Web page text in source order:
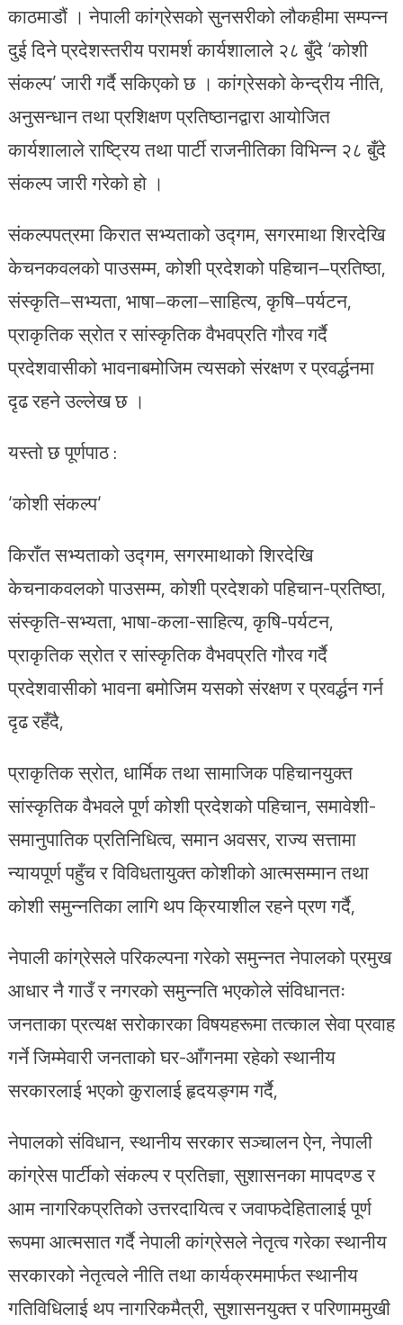
काठमाडौं । नेपाली कांग्रेसको सुनसरीको लौकहीमा सम्पन्न
दुई दिने प्रदेशस्तरीय परामर्श कार्यशालाले २८ बुँदे ‘कोशी
संकल्प’ जारी गर्दै सकिएको छ । कांग्रेसको केन्द्रीय नीति,
अनुसन्धान तथा प्रशिक्षण प्रतिष्ठानद्वारा आयोजित
कार्यशालाले राष्ट्रिय तथा पार्टी राजनीतिका विभिन्न २८ बुँदे
संकल्प जारी गरेको हो ।
संकल्पपत्रमा किरात सभ्यताको उद्गम, सगरमाथा शिरदेखि
केचनकवलको पाउसम्म, कोशी प्रदेशको पहिचान–प्रतिष्ठा,
संस्कृति–सभ्यता, भाषा–कला–साहित्य, कृषि–पर्यटन,
प्राकृतिक स्रोत र सांस्कृतिक वैभवप्रति गौरव गर्दै
प्रदेशवासीको भावनाबमोजिम त्यसको संरक्षण र प्रवर्द्धनमा
दृढ रहने उल्लेख छ ।
यस्तो छ पूर्णपाठ :
‘कोशी संकल्प‘
किराँत सभ्यताको उद्गम, सगरमाथाको शिरदेखि
केचनाकवलको पाउसम्म, कोशी प्रदेशको पहिचान-प्रतिष्ठा,
संस्कृति-सभ्यता, भाषा-कला-साहित्य, कृषि-पर्यटन,
प्राकृतिक स्रोत र सांस्कृतिक वैभवप्रति गौरव गर्दै
प्रदेशवासीको भावना बमोजिम यसको संरक्षण र प्रवर्द्धन गर्न
दृढ रहँदै,
प्राकृतिक स्रोत, धार्मिक तथा सामाजिक पहिचानयुक्त
सांस्कृतिक वैभवले पूर्ण कोशी प्रदेशको पहिचान, समावेशी-
समानुपातिक प्रतिनिधित्व, समान अवसर, राज्य सत्तामा
न्यायपूर्ण पहुँच र विविधतायुक्त कोशीको आत्मसम्मान तथा
कोशी समुन्नतिका लागि थप क्रियाशील रहने प्रण गर्दै,
नेपाली कांग्रेसले परिकल्पना गरेको समुन्नत नेपालको प्रमुख
आधार नै गाउँ र नगरको समुन्नति भएकोले संविधानतः
जनताका प्रत्यक्ष सरोकारका विषयहरूमा तत्काल सेवा प्रवाह
गर्ने जिम्मेवारी जनताको घर-आँगनमा रहेको स्थानीय
सरकारलाई भएको कुरालाई हृदयङ्गम गर्दै,
नेपालको संविधान, स्थानीय सरकार सञ्चालन ऐन, नेपाली
कांग्रेस पार्टीको संकल्प र प्रतिज्ञा, सुशासनका मापदण्ड र
आम नागरिकप्रतिको उत्तरदायित्व र जवाफदेहितालाई पूर्ण
रूपमा आत्मसात गर्दै नेपाली कांग्रेसले नेतृत्व गरेका स्थानीय
सरकारको नेतृत्वले नीति तथा कार्यक्रममार्फत स्थानीय
गतिविधिलाई थप नागरिकमैत्री, सुशासनयुक्त र परिणाममुखी